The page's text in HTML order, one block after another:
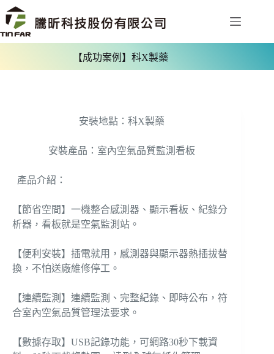
【成功案例】科X製藥
安裝地點：科X製藥
安裝產品：室內空氣品質監測看板
產品介紹：
【節省空間】一機整合感測器、顯示看板、紀錄分
析器，看板就是空氣監測站。
【便利安裝】插電就用，感測器與顯示器熱插拔替
換，不怕送廠維修停工。
【連續監測】連續監測、完整紀錄、即時公布，符
合室內空氣品質管理法要求。
【數據存取】USB記錄功能，可網路30秒下載資